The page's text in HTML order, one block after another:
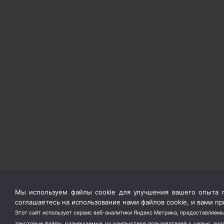
Мы используем файлы cookie для улучшения вашего опыта
соглашаетесь на использование нами файлов cookie, и вами
Этот сайт использует сервис веб-аналитики Яндекс Метрика,